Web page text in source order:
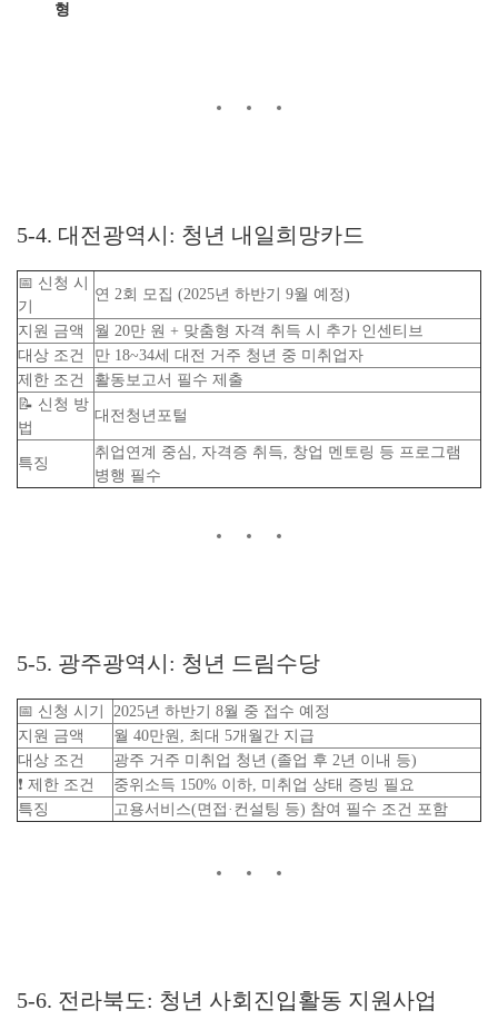
형
5-4. 대전광역시: 청년 내일희망카드
📅 신청 시
기
연 2회 모집 (2025년 하반기 9월 예정)
지원 금액
월 20만 원 + 맞춤형 자격 취득 시 추가 인센티브
대상 조건
만 18~34세 대전 거주 청년 중 미취업자
제한 조건
활동보고서 필수 제출
📝 신청 방
법
대전청년포털
특징
취업연계 중심, 자격증 취득, 창업 멘토링 등 프로그램
병행 필수
5-5. 광주광역시: 청년 드림수당
📅 신청 시기
2025년 하반기 8월 중 접수 예정
지원 금액
월 40만원, 최대 5개월간 지급
대상 조건
광주 거주 미취업 청년 (졸업 후 2년 이내 등)
❗ 제한 조건
중위소득 150% 이하, 미취업 상태 증빙 필요
특징
고용서비스(면접·컨설팅 등) 참여 필수 조건 포함
5-6. 전라북도: 청년 사회진입활동 지원사업